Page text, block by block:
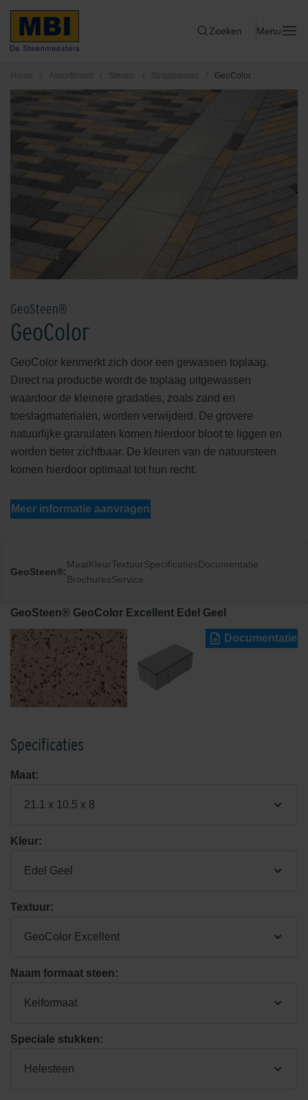
Zoeken Menu
Home / Assortiment / Stenen / Straatstenen / GeoColor
GeoSteen®
GeoColor
GeoColor kenmerkt zich door een gewassen toplaag.
Direct na productie wordt de toplaag uitgewassen
waardoor de kleinere gradaties, zoals zand en
toeslagmaterialen, worden verwijderd. De grovere
natuurlijke granulaten komen hierdoor bloot te liggen en
worden beter zichtbaar. De kleuren van de natuursteen
komen hierdoor optimaal tot hun recht.
Meer informatie aanvragen
GeoSteen®:
MaatKleurTextuurSpecificatiesDocumentatie
BrochuresService
GeoSteen® GeoColor Excellent Edel Geel
Documentatie
Specificaties
Maat:
21.1 x 10.5 x 8
Kleur:
Edel Geel
Textuur:
GeoColor Excellent
Naam formaat steen:
Keiformaat
Speciale stukken:
Helesteen